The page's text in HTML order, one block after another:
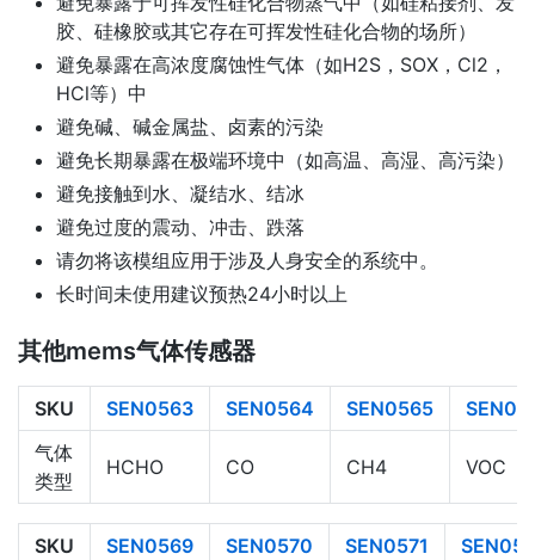
胶、硅橡胶或其它存在可挥发性硅化合物的场所）
避免暴露在高浓度腐蚀性气体（如H2S，SOX，Cl2，
HCl等）中
避免碱、碱金属盐、卤素的污染
避免长期暴露在极端环境中（如高温、高湿、高污染）
避免接触到水、凝结水、结冰
避免过度的震动、冲击、跌落
请勿将该模组应用于涉及人身安全的系统中。
长时间未使用建议预热24小时以上
其他mems气体传感器
SKU SEN0563 SEN0564 SEN0565
气体
类型
HCHO CO CH4 VOC
SKU SEN0569 SEN0570 SEN0571